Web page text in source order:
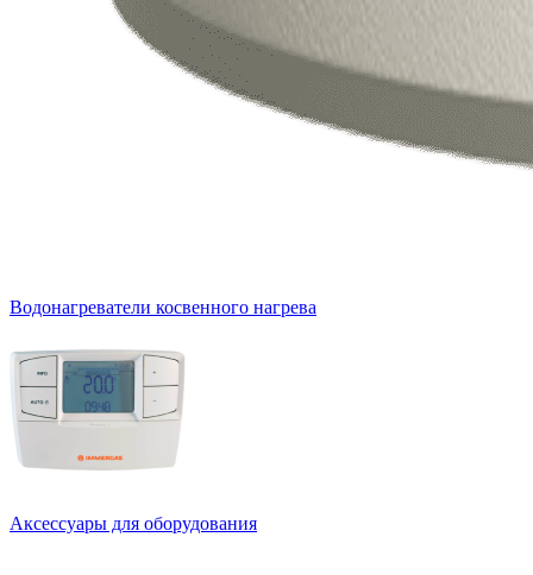
Водонагреватели косвенного нагрева
Аксессуары для оборудования